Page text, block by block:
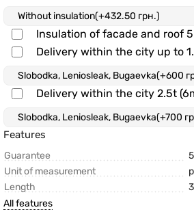
Insulation of facade and roof
Delivery within the city up to
Delivery within the city 2.5t
Features
Guarantee
Unit of measurement
Length
All features